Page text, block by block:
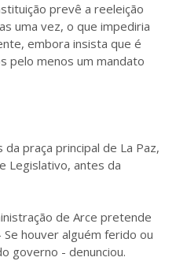
prevê a reeleição
uma vez, o que impediria
embora insista que é
pelo menos um mandato
praça principal de La Paz,
Legislativo, antes da
de Arce pretende
houver alguém ferido ou
governo - denunciou.